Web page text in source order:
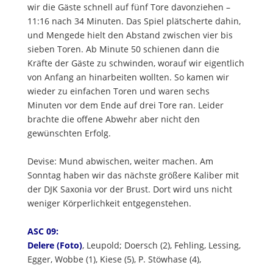
wir die Gäste schnell auf fünf Tore davonziehen –
11:16 nach 34 Minuten. Das Spiel plätscherte dahin,
und Mengede hielt den Abstand zwischen vier bis
sieben Toren. Ab Minute 50 schienen dann die
Kräfte der Gäste zu schwinden, worauf wir eigentlich
von Anfang an hinarbeiten wollten. So kamen wir
wieder zu einfachen Toren und waren sechs
Minuten vor dem Ende auf drei Tore ran. Leider
brachte die offene Abwehr aber nicht den
gewünschten Erfolg.
Devise: Mund abwischen, weiter machen. Am
Sonntag haben wir das nächste größere Kaliber mit
der DJK Saxonia vor der Brust. Dort wird uns nicht
weniger Körperlichkeit entgegenstehen.
ASC 09:
Delere (Foto), Leupold; Doersch (2), Fehling, Lessing,
Egger, Wobbe (1), Kiese (5), P. Stöwhase (4),